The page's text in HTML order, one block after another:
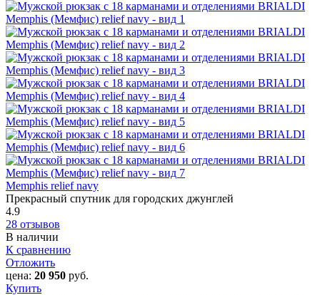
Memphis relief navy
Прекрасный спутник для городских джунглей
4.9
28 отзывов
В наличии
К сравнению
Отложить
цена: 20 950 руб.
Купить